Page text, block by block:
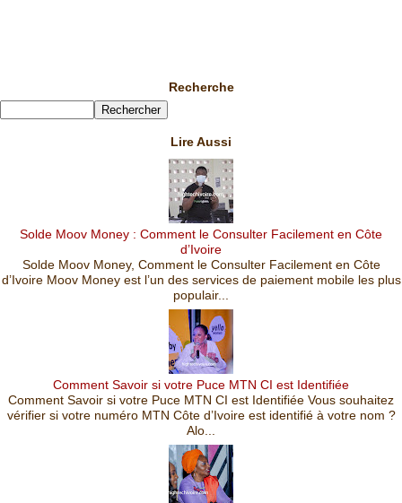
Recherche
Lire Aussi
Solde Moov Money : Comment le Consulter Facilement en Côte
d’Ivoire
Solde Moov Money, Comment le Consulter Facilement en Côte
d’Ivoire Moov Money est l’un des services de paiement mobile les plus
populair...
Comment Savoir si votre Puce MTN CI est Identifiée
Comment Savoir si votre Puce MTN CI est Identifiée Vous souhaitez
vérifier si votre numéro MTN Côte d’Ivoire est identifié à votre nom ?
Alo...